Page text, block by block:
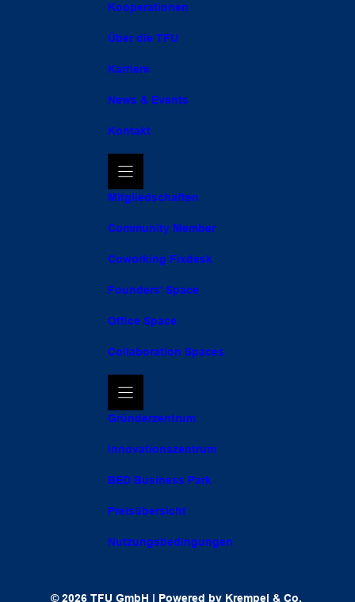
Kooperationen
Über die TFU
Karriere
News & Events
Kontakt
Mitgliedschaften
Community Member
Coworking Fixdesk
Founders’ Space
Office Space
Collaboration Spaces
Gründerzentrum
Innovationszentrum
BED Business Park
Preisübersicht
Nutzungsbedingungen
© 2026 TFU GmbH | Powered by Krempel & Co.